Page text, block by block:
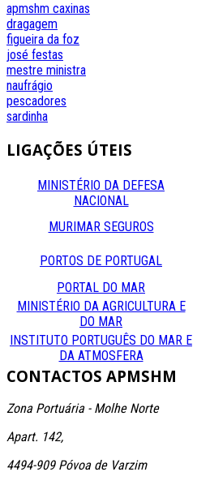
apmshm caxinas
dragagem
figueira da foz
josé festas
mestre ministra
naufrágio
pescadores
sardinha
LIGAÇÕES ÚTEIS
MINISTÉRIO DA DEFESA
NACIONAL
MURIMAR SEGUROS
PORTOS DE PORTUGAL
PORTAL DO MAR
MINISTÉRIO DA AGRICULTURA E
DO MAR
INSTITUTO PORTUGUÊS DO MAR E
DA ATMOSFERA
CONTACTOS APMSHM
Zona Portuária - Molhe Norte
Apart. 142,
4494-909 Póvoa de Varzim